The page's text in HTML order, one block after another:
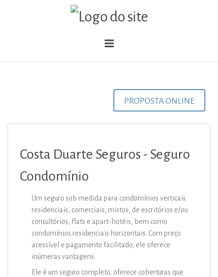
PROPOSTA ONLINE
Costa Duarte Seguros - Seguro
Condomínio
Um seguro sob medida para condomínios verticais
residenciais, comerciais, mistos, de escritórios e/ou
consultórios, flats e apart-hotéis, bem como
condomínios residenciais horizontais. Com preço
acessível e pagamento facilitado, ele oferece
inúmeras vantagens.
Ele é um seguro completo, oferece coberturas que